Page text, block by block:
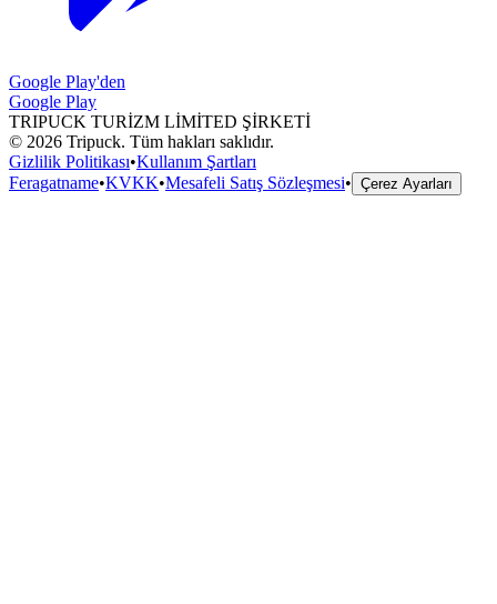
Google Play'den
Google Play
TRIPUCK TURİZM LİMİTED ŞİRKETİ
© 2026 Tripuck. Tüm hakları saklıdır.
Gizlilik Politikası•Kullanım Şartları
Feragatname•KVKK•Mesafeli Satış Sözleşmesi• Çerez Ayarları